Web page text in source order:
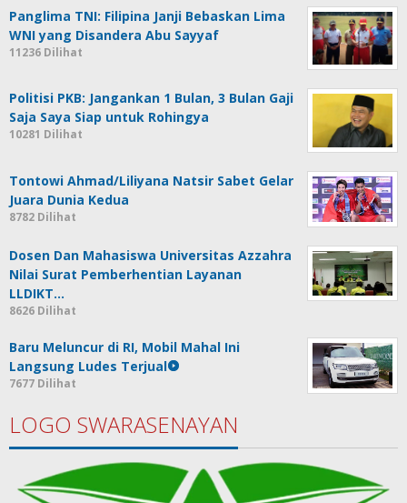
Panglima TNI: Filipina Janji Bebaskan Lima
WNI yang Disandera Abu Sayyaf
11236 Dilihat
Politisi PKB: Jangankan 1 Bulan, 3 Bulan Gaji
Saja Saya Siap untuk Rohingya
10281 Dilihat
Tontowi Ahmad/Liliyana Natsir Sabet Gelar
Juara Dunia Kedua
8782 Dilihat
Dosen Dan Mahasiswa Universitas Azzahra
Nilai Surat Pemberhentian Layanan
LLDIKT…
8626 Dilihat
Baru Meluncur di RI, Mobil Mahal Ini
Langsung Ludes Terjual
7677 Dilihat
LOGO SWARASENAYAN